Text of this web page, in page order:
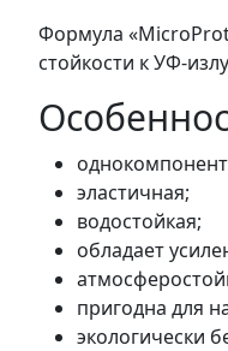
Формула
стойкости к УФ-
эластичная;
водостойкая;
обладает
пригодна для
экологически